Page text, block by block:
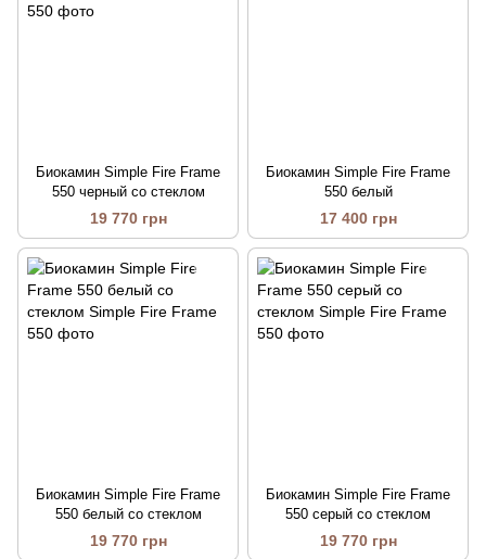
Биокамин Simple Fire Frame
550 черный со стеклом
19 770 грн
Биокамин Simple Fire Frame
550 белый
17 400 грн
Биокамин Simple Fire Frame
550 белый со стеклом
19 770 грн
Биокамин Simple Fire Frame
550 серый со стеклом
19 770 грн